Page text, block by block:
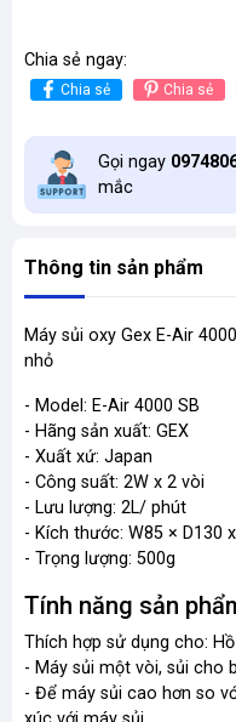
Chia sẻ ngay:
Chia sẻ Chia sẻ
Gọi ngay
mắc
Thông tin sản phẩm
Máy sủi oxy Gex E-Air
nhỏ
- Model: E-Air 4000 SB
- Hãng sản xuất: GEX
- Xuất xứ: Japan
- Công suất: 2W x 2 vòi
- Lưu lượng: 2L/ phút
- Kích thước: W85 × D130
- Trọng lượng: 500g
Tính năng sản
Thích hợp sử dụng cho:
- Máy sủi một vòi, sủi cho
- Để máy sủi cao hơn so